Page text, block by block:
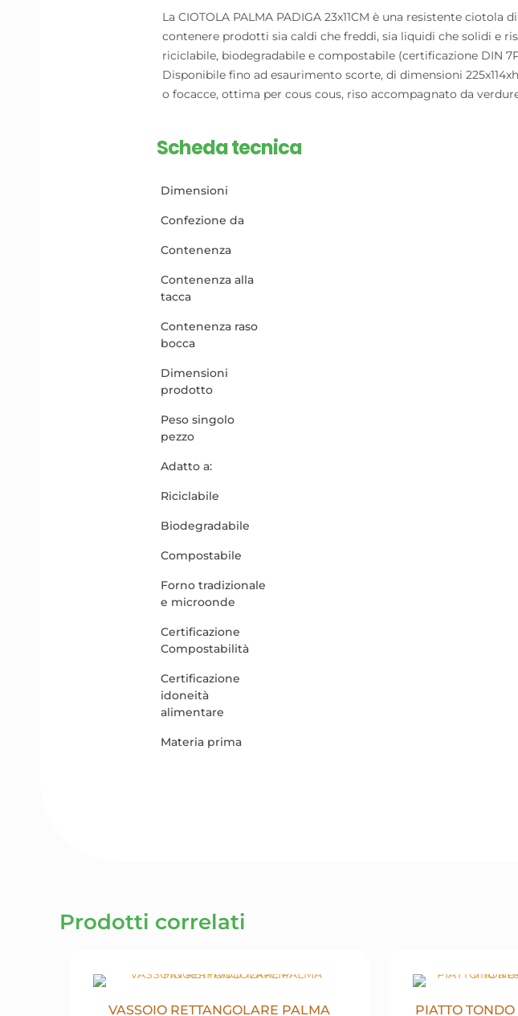
La CIOTOLA PALMA PADIGA 23x11CM è una resistente
contenere prodotti sia caldi che freddi, sia liquidi che solidi e
riciclabile, biodegradabile e compostabile (certificazione DIN
Disponibile fino ad esaurimento scorte, di dimensioni
o focacce, ottima per cous cous, riso accompagnato da
Scheda tecnica
Dimensioni
Confezione da
Contenenza
Contenenza alla
tacca
Contenenza raso
bocca
Dimensioni
prodotto
Peso singolo
pezzo
Adatto a:
Riciclabile
Biodegradabile
Compostabile
Forno tradizionale
e microonde
Certificazione
Compostabilità
Certificazione
idoneità
alimentare
Materia prima
Prodotti correlati
VASSOIO RETTANGOLARE PALMA
PIATTO